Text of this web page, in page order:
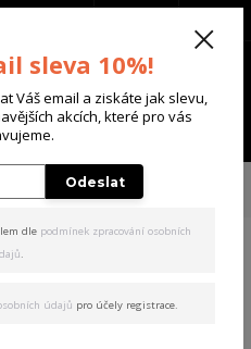
Menu
Yakuza pánské tričko Blacks Regular
Shirt orange
sleva 10%!
Váš email a ziskáte jak slevu,
akcích, které pro vás
Odeslat
dle podmínek zpracování osobních
.
údajů pro účely registrace.